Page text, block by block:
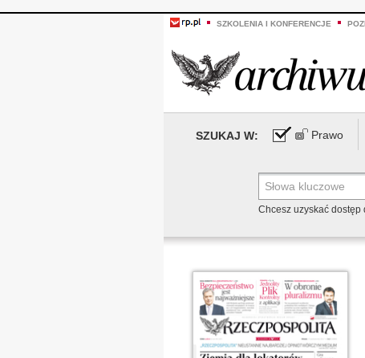
SZKOLENIA I KONFERENCJE
SZUKAJ W: Prawo
Chcesz uzyskać dostęp